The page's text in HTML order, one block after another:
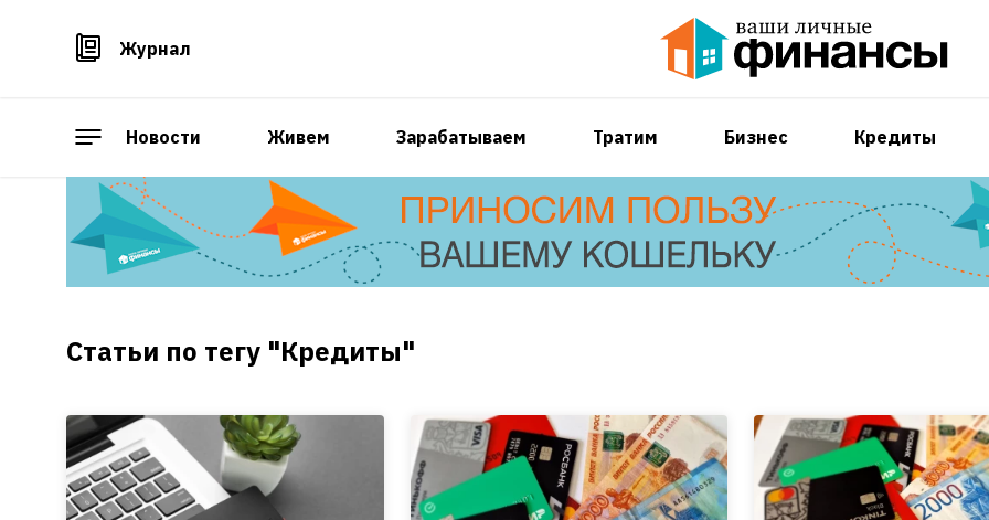
Журнал
Новости Живем Зарабатываем Тратим Бизнес Кредиты
Статьи по тегу "Кредиты"